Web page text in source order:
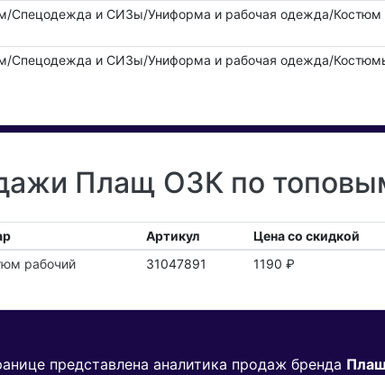
Спецодежда и СИЗы/Униформа и рабочая одежда/Костюм
Спецодежда и СИЗы/Униформа и рабочая одежда/
Плащ ОЗК по
Артикул Цена со скидкой
рабочий
31047891 1190 ₽
представлена аналитика продаж бренда